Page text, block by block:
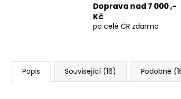
Doprava nad 7 000 ,-
Kč
po celé ČR zdarma
Popis Související (16) Podobné